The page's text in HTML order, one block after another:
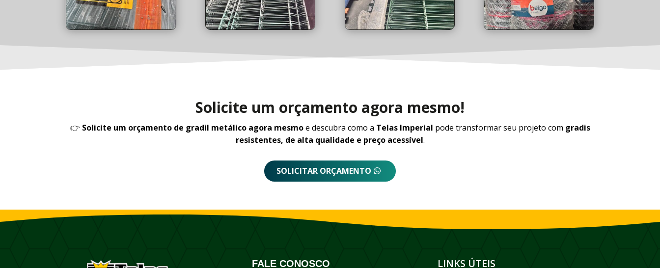
Solicite um orçamento agora mesmo!
👉 Solicite um orçamento de gradil metálico agora mesmoe descubra como a Telas Imperial pode transformar seu projeto com gradis
resistentes, de alta qualidade e preço acessível.
SOLICITAR ORÇAMENTO
FALE CONOSCO LINKS ÚTEIS